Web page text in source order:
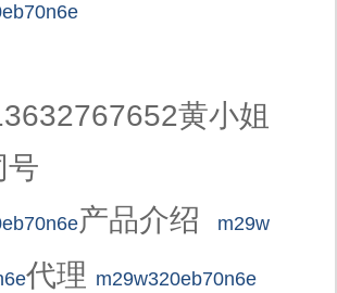
黄小姐
号
产品介绍 m29w
代理 m29w320eb70n6e